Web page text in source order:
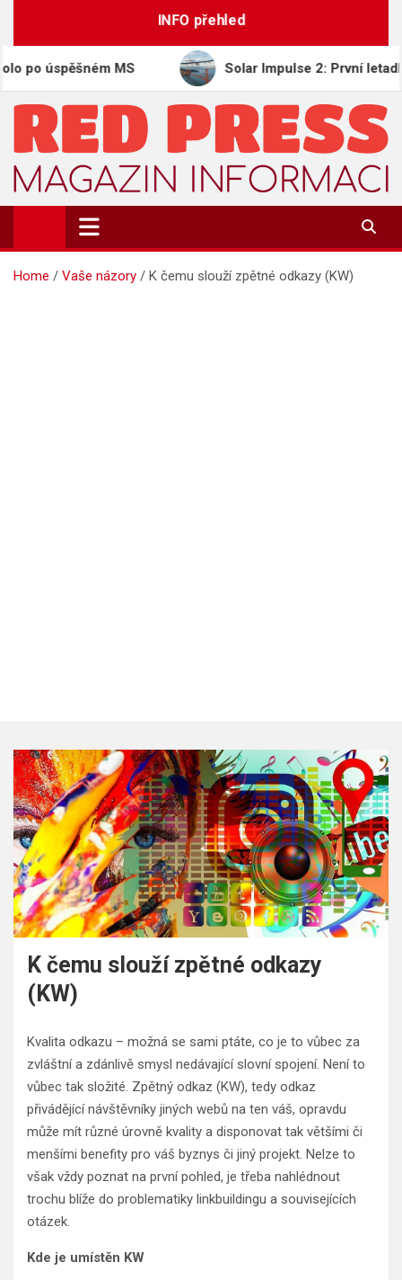
INFO přehled
MS Solar Impulse 2: První letadlo
REDPRESS.CZ
Magazín informací | Zpravodajství
Home Vaše názory K čemu slouží zpětné odkazy (KW)
K čemu slouží zpětné odkazy
(KW)
Kvalita odkazu – možná se sami ptáte, co je to vůbec za
zvláštní a zdánlivě smysl nedávající slovní spojení. Není to
vůbec tak složité. Zpětný odkaz (KW), tedy odkaz
přivádějící návštěvníky jiných webů na ten váš, opravdu
může mít různé úrovně kvality a disponovat tak většími či
menšími benefity pro váš byznys či jiný projekt. Nelze to
však vždy poznat na první pohled, je třeba nahlédnout
trochu blíže do problematiky linkbuildingu a souvisejících
otázek.
Kde je umístěn KW